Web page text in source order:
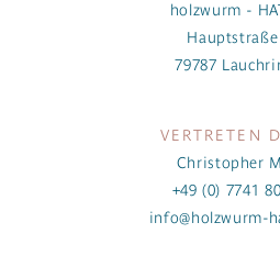
holzwurm -
Hauptstraße
79787
VERTRETEN
Christopher
+49 (0) 7741
info@holzwurm-